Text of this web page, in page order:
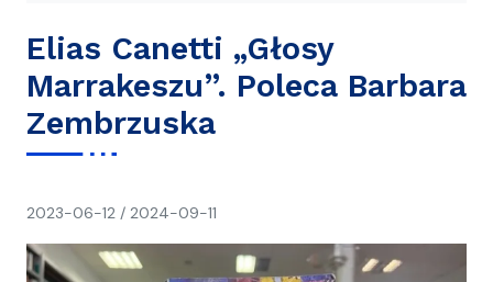
Elias Canetti „Głosy
Marrakeszu”. Poleca Barbara
Zembrzuska
2023-06-12 / 2024-09-11